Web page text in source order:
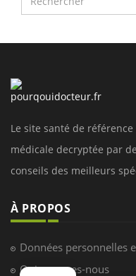
Le site santé de
médicale decryptée par
conseils des meilleurs
À PROPOS
Données personnelles
Qui sommes-nous